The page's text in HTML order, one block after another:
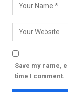
Save my name,
time I comment.